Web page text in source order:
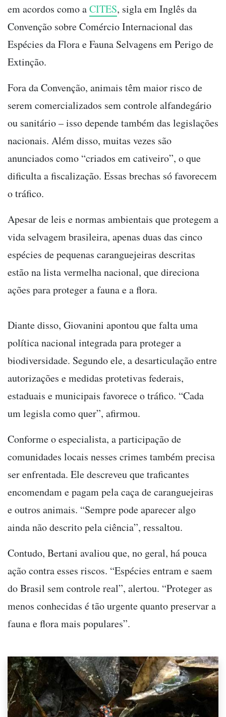
em acordos como aCITES, sigla em Inglês da
Convenção sobre Comércio Internacional das
Espécies da Flora e Fauna Selvagens em Perigo de
Extinção.
Fora da Convenção, animais têm maior risco de
serem comercializados sem controle alfandegário
ou sanitário – isso depende também das legislações
nacionais. Além disso, muitas vezes são
anunciados como “criados em cativeiro”, o que
dificulta a fiscalização. Essas brechas só favorecem
o tráfico.
Apesar de leis e normas ambientais que protegem a
vida selvagem brasileira, apenas duas das cinco
espécies de pequenas caranguejeiras descritas
estão na lista vermelha nacional, que direciona
ações para proteger a fauna e a flora.
Diante disso, Giovanini apontou que falta uma
política nacional integrada para proteger a
biodiversidade. Segundo ele, a desarticulação entre
autorizações e medidas protetivas federais,
estaduais e municipais favorece o tráfico. “Cada
um legisla como quer”, afirmou.
Conforme o especialista, a participação de
comunidades locais nesses crimes também precisa
ser enfrentada. Ele descreveu que traficantes
encomendam e pagam pela caça de caranguejeiras
e outros animais. “Sempre pode aparecer algo
ainda não descrito pela ciência”, ressaltou.
Contudo, Bertani avaliou que, no geral, há pouca
ação contra esses riscos. “Espécies entram e saem
do Brasil sem controle real”, alertou. “Proteger as
menos conhecidas é tão urgente quanto preservar a
fauna e flora mais populares”.